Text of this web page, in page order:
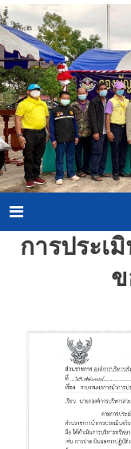
Skip
to
content
Menu
การประเ
ข